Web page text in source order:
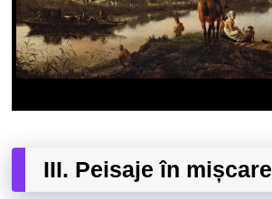
III. Peisaje în mișcare